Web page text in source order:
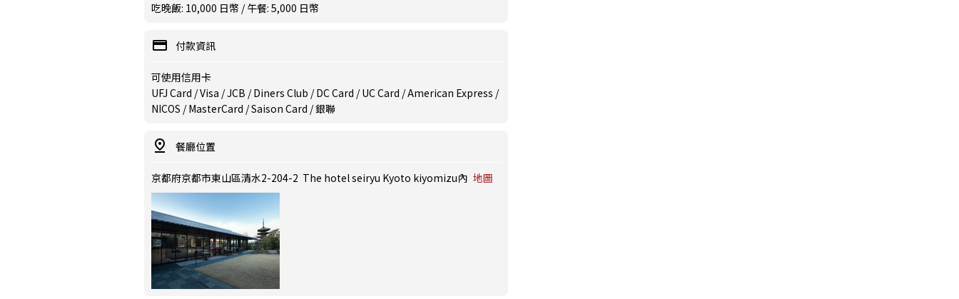
吃晚飯: 10,000 日幣 / 午餐: 5,000 日幣
付款資訊
可使用信用卡
UFJ Card / Visa / JCB / Diners Club / DC Card / UC Card / American Express /
NICOS / MasterCard / Saison Card / 銀聯
餐廳位置
京都府京都市東山區清水2-204-2 The hotel seiryu Kyoto kiyomizu內 地圖